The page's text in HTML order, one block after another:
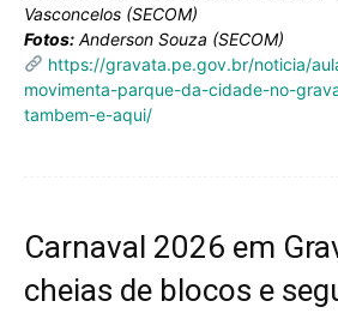
Vasconcelos (SECOM)
Fotos: Anderson Souza (SECOM)
https://gravata.pe.gov.br/noticia/
movimenta-parque-da-cidade-no-
tambem-e-aqui/
Carnaval 2026 em
cheias de blocos e